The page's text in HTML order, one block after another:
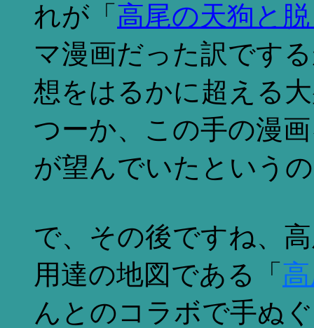
れが「 高尾の天狗と
マ漫画だった訳です
想をはるかに超える
つーか、この手の漫
が望んでいたという
で、その後ですね、
用達の地図である「
んとのコラボで手ぬ